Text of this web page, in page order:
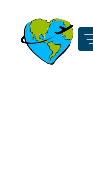
contenu